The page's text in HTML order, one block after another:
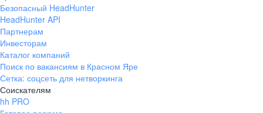
Безопасный HeadHunter
HeadHunter API
Партнерам
Инвесторам
Каталог компаний
Поиск по вакансиям в Красном Яре
Сетка: соцсеть для нетворкинга
Соискателям
hh PRO